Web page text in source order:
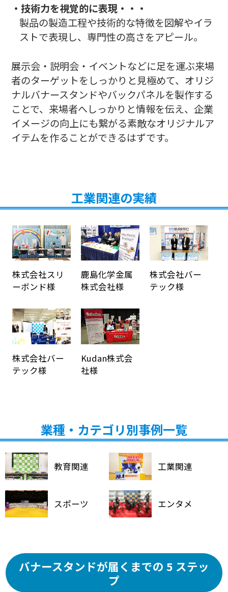
・技術力を視覚的に表現・・・
製品の製造工程や技術的な特徴を図解やイラ
ストで表現し、専門性の高さをアピール。
展示会・説明会・イベントなどに足を運ぶ来場
者のターゲットをしっかりと見極めて、オリジ
ナルバナースタンドやバックパネルを製作する
ことで、来場者へしっかりと情報を伝え、企業
イメージの向上にも繋がる素敵なオリジナルア
イテムを作ることができるはずです。
工業関連の実績
株式会社スリ
ーボンド様
鹿島化学金属
株式会社様
株式会社バー
テック様
株式会社バー
テック様
Kudan株式会
社様
業種・カテゴリ別事例一覧
教育関連 工業関連
スポーツ エンタメ
バナースタンドが届くまでの 5 ステッ
プ